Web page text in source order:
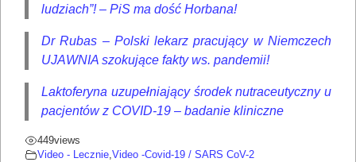
ludziach”! – PiS ma dość Horbana!
Dr Rubas – Polski lekarz pracujący w Niemczech
UJAWNIA szokujące fakty ws. pandemii!
Laktoferyna uzupełniający środek nutraceutyczny u
pacjentów z COVID-19 – badanie kliniczne
449views
Video - Lecznie,Video -Covid-19 / SARS CoV-2